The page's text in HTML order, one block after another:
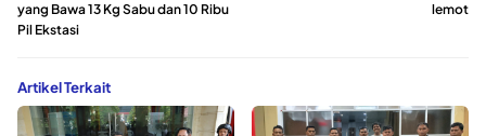
yang Bawa 13 Kg Sabu dan 10 Ribu
Pil Ekstasi
lemot
Artikel Terkait